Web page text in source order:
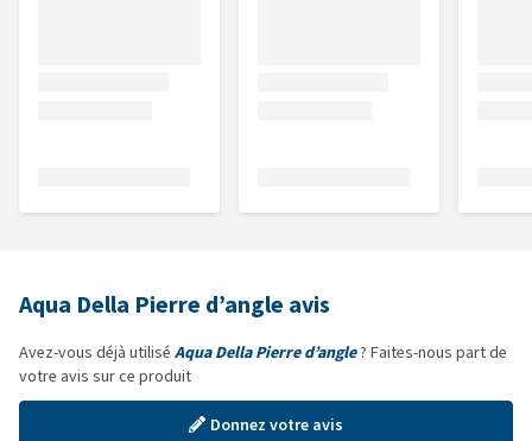
Aqua Della Pierre d’angle avis
Avez-vous déjà utilisé Aqua Della Pierre d’angle? Faites-nous part de
votre avis sur ce produit
Donnez votre avis